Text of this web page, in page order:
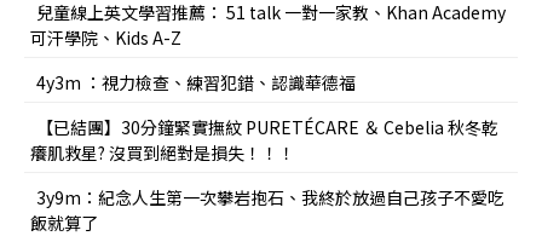
兒童線上英文學習推薦： 51 talk 一對一家教、Khan Academy
可汗學院、Kids A-Z
4y3m ：視力檢查、練習犯錯、認識華德福
【已結團】30分鐘緊實撫紋 PURETÉCARE ＆ Cebelia 秋冬乾
癢肌救星? 沒買到絕對是損失！！！
3y9m：紀念人生第一次攀岩抱石、我終於放過自己孩子不愛吃
飯就算了